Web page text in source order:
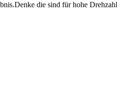
die sind für hohe